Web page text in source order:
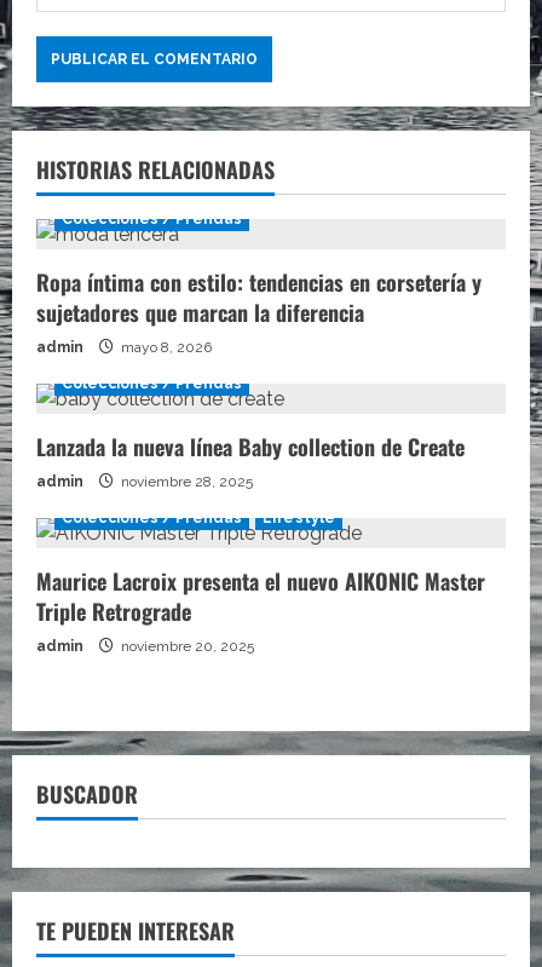
HISTORIAS RELACIONADAS
Colecciones / Prendas
Ropa íntima con estilo: tendencias en corsetería y
sujetadores que marcan la diferencia
admin mayo 8, 2026
Colecciones / Prendas
Lanzada la nueva línea Baby collection de Create
admin noviembre 28, 2025
Colecciones / Prendas Lifestyle
Maurice Lacroix presenta el nuevo AIKONIC Master
Triple Retrograde
admin noviembre 20, 2025
BUSCADOR
TE PUEDEN INTERESAR